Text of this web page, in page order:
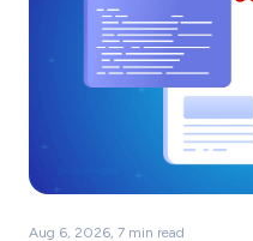
Aug 6, 2026, 7 min read